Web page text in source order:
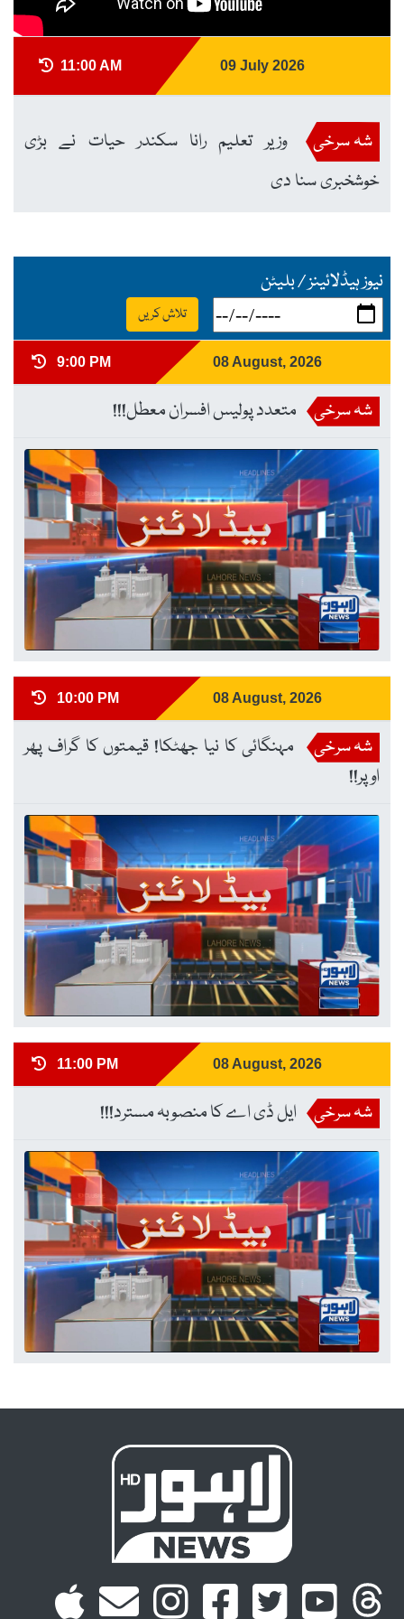
11:00 AM 09 July 2026
شہ سرخی
وزیر تعلیم رانا سکندر حیات نے بڑی
خوشخبری سنا دی
نیوز ہیڈلائینز / بلیٹن
تلاش کریں
9:00 PM 08 August, 2026
شہ سرخی متعدد پولیس افسران معطل!!!
10:00 PM 08 August, 2026
شہ سرخی
مہنگائی کا نیا جھٹکا! قیمتوں کا گراف پھر
اوپر!!
11:00 PM 08 August, 2026
شہ سرخی ایل ڈی اے کا منصوبہ مسترد!!!